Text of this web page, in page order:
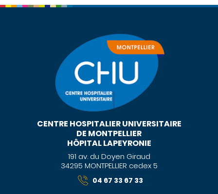
CENTRE HOSPITALIER UNIVERSITAIRE
DE MONTPELLIER
HÔPITAL LAPEYRONIE
191 av. du Doyen Giraud
34295 MONTPELLIER cedex 5
04 67 33 67 33